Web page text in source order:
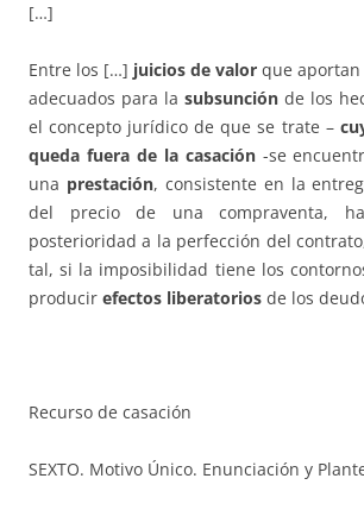
[…]
Entre los […] juicios de valor que
adecuados para la subsunción de los
el concepto jurídico de que se trate –
queda fuera de la casación-se
una prestación, consistente en la
del precio de una compraventa,
posterioridad a la perfección del
tal, si la imposibilidad tiene los
producir efectos liberatorios de los
Recurso de casación
SEXTO. Motivo Único. Enunciación y